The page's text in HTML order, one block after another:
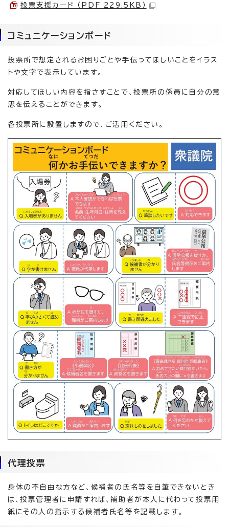
投票支援カード （PDF 229.5KB）
コミュニケーションボード
投票所で想定されるお困りごとや手伝ってほしいことをイラス
トや文字で表示しています。
対応してほしい内容を指さすことで、投票所の係員に自分の意
思を伝えることができます。
各投票所に設置しますので、ご活用ください。
代理投票
身体の不自由な方など、候補者の氏名等を自筆できないとき
は、投票管理者に申請すれば、補助者が本人に代わって投票用
紙にその人の指示する候補者氏名等を記載します。